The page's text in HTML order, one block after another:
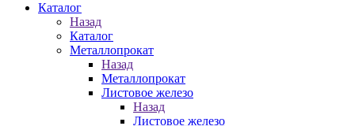
Каталог
Назад
Каталог
Металлопрокат
Назад
Металлопрокат
Листовое железо
Назад
Листовое железо